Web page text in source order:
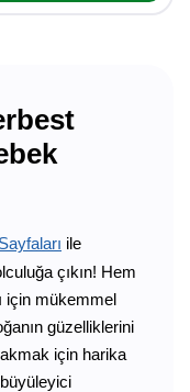
ile
çıkın! Hem
için mükemmel
güzelliklerini
için harika